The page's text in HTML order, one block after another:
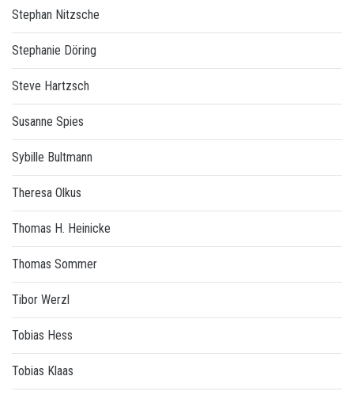
Stephan Nitzsche
Stephanie Döring
Steve Hartzsch
Susanne Spies
Sybille Bultmann
Theresa Olkus
Thomas H. Heinicke
Thomas Sommer
Tibor Werzl
Tobias Hess
Tobias Klaas